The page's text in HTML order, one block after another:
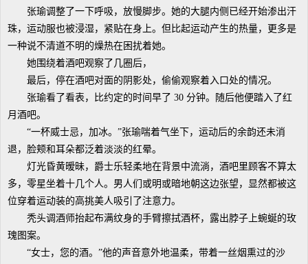
张瑜调整了一下呼吸，放慢脚步。她的大腿内侧已经开始渗出汗
珠，运动服也被浸湿，紧贴在身上。但比起运动产生的热量，更多是
一种说不清道不明的燥热在困扰着她。
她围绕着酒吧观察了几圈后，
最后，停在酒吧对面的阴影处，偷偷观察着入口处的情况。
张瑜看了看表，比约定的时间早了 30 分钟。随后他便踏入了红
月酒吧。
“一杯威士忌，加冰。”张瑜喘着气坐下，运动后的余韵还未消
退，脸颊和耳朵都泛着淡淡的红晕。
灯光昏黄暧昧，爵士乐轻柔地在背景中流淌，酒吧里顾客不算太
多，零星坐着十几个人。男人们或明或暗地朝这边张望，显然都被这
位穿着运动装的高挑美人吸引了注意力。
秃头调酒师抬起布满纹身的手臂擦拭酒杯，露出脖子上蜿蜒的玫
瑰图案。
“女士，您的酒。”他的声音意外地温柔，带着一丝烟熏过的沙